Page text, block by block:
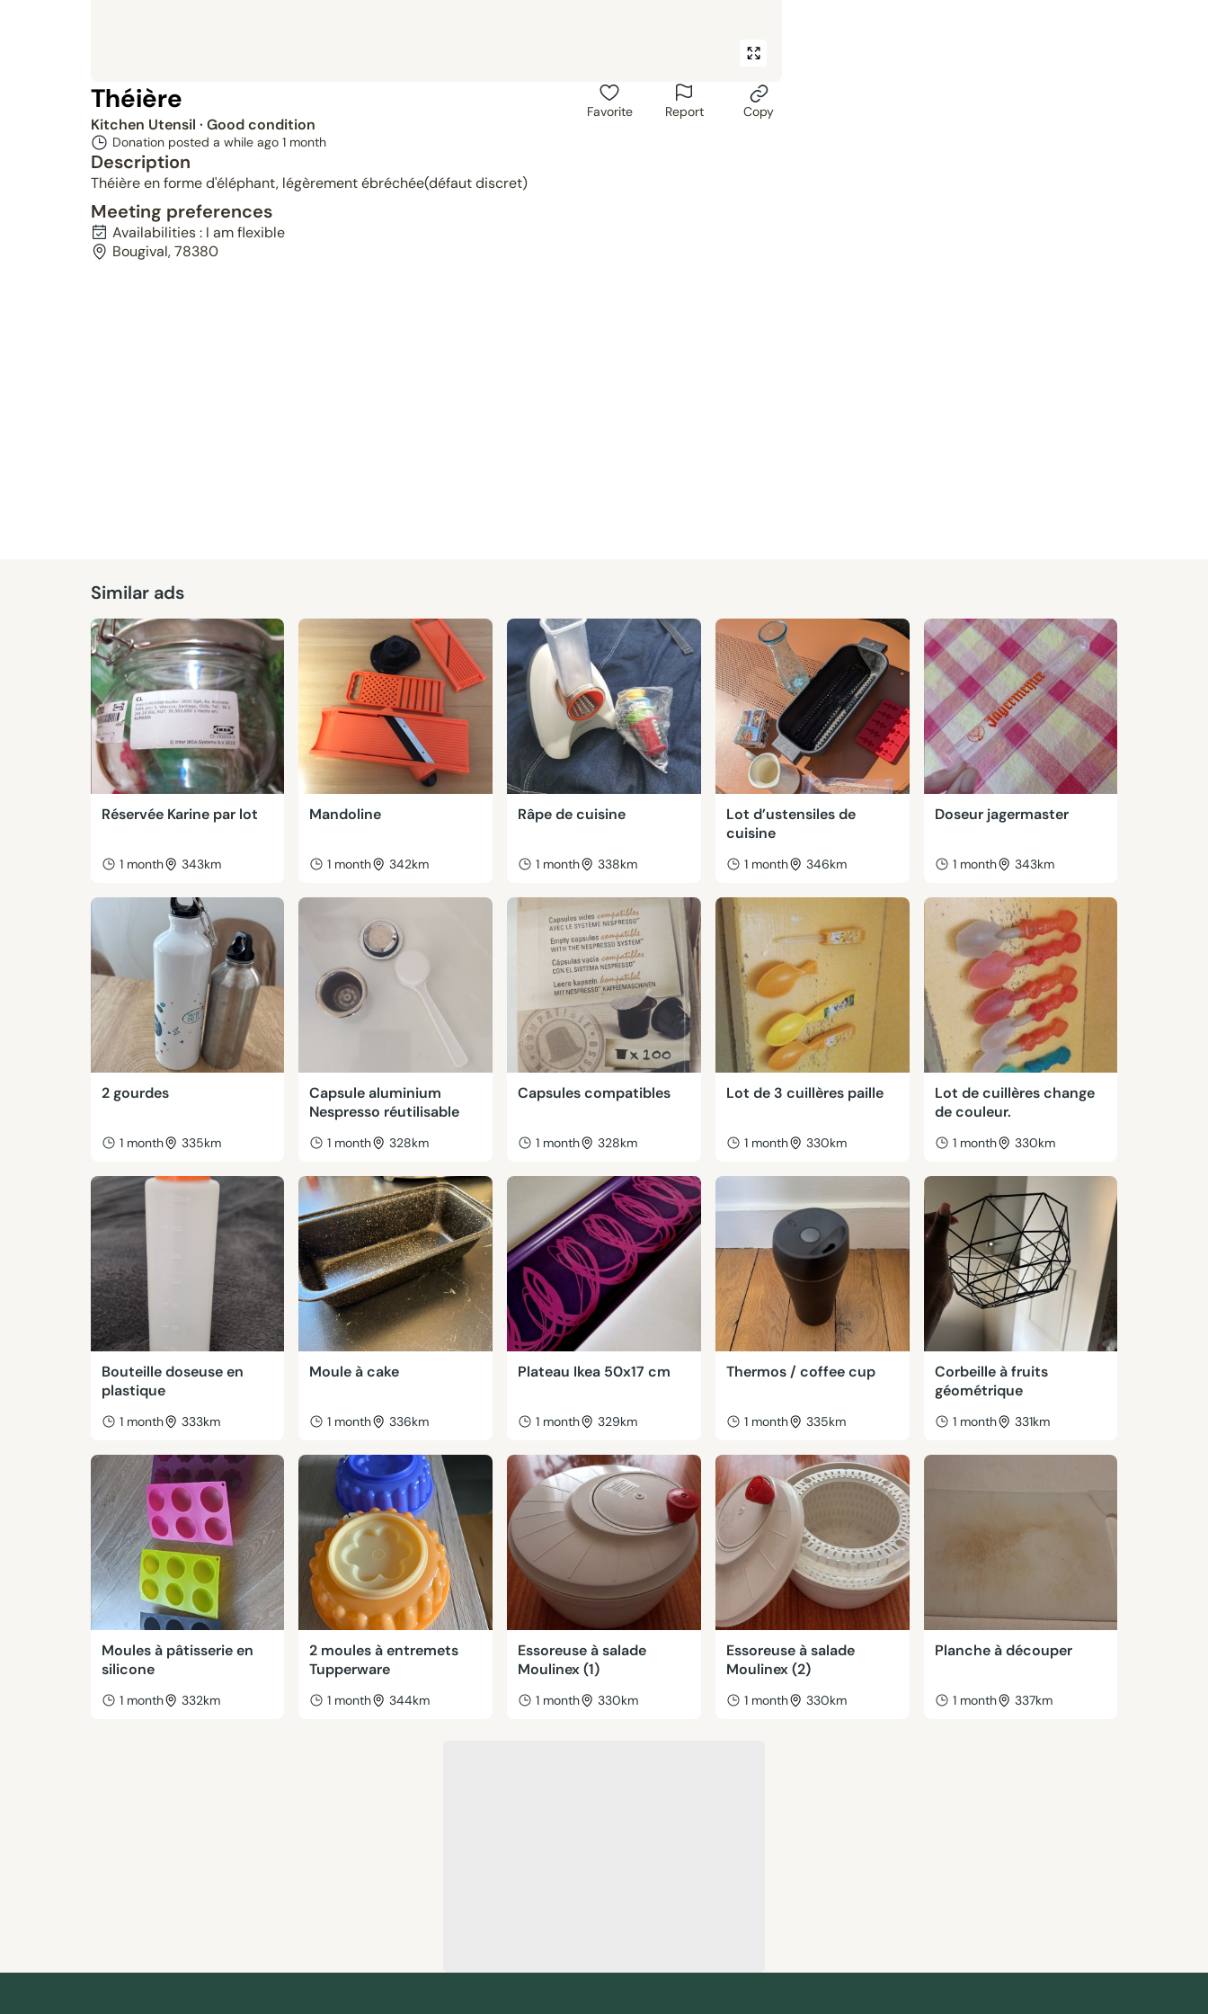
Théière
Kitchen Utensil · Good condition
Donation posted a while ago 1 month
Description
Théière en forme d'éléphant, légèrement ébréchée(défaut discret)
Favorite Report Copy
Meeting preferences
Availabilities : I am flexible
Bougival, 78380
Similar ads
Réservée Karine par lot
1 month 343km
Mandoline
1 month 342km
Râpe de cuisine
1 month 338km
Lot d’ustensiles de
cuisine
1 month 346km
Doseur jagermaster
1 month 343km
2 gourdes
1 month 335km
Capsule aluminium
Nespresso réutilisable
1 month 328km
Capsules compatibles
1 month 328km
Lot de 3 cuillères paille
1 month 330km
Lot de cuillères change
de couleur.
1 month 330km
Bouteille doseuse en
plastique
1 month 333km
Moule à cake
1 month 336km
Plateau Ikea 50x17 cm
1 month 329km
Thermos / coffee cup
1 month 335km
Corbeille à fruits
géométrique
1 month 331km
Moules à pâtisserie en
silicone
1 month 332km
2 moules à entremets
Tupperware
1 month 344km
Essoreuse à salade
Moulinex (1)
1 month 330km
Essoreuse à salade
Moulinex (2)
1 month 330km
Planche à découper
1 month 337km